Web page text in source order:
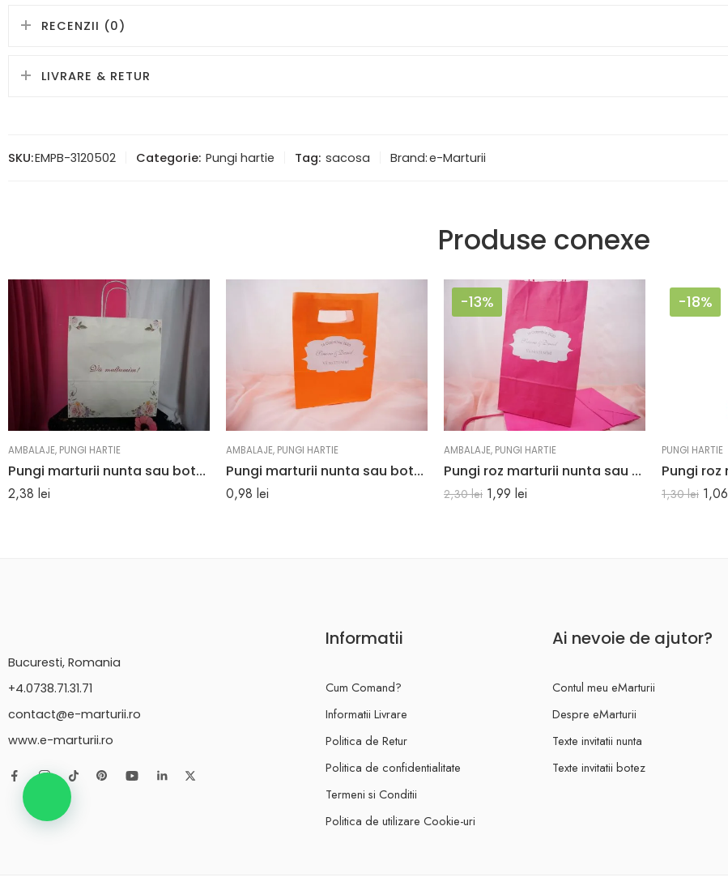
RECENZII (0)
LIVRARE & RETUR
SKU:EMPB-3120502 Categorie: Pungi hartie Tag: sacosa Brand:e-Marturii
Produse conexe
AMBALAJE, PUNGI HARTIE
Pungi marturii nunta sau botez model floral si mesajul “Va multumim!” 25 x 27 x 10 cm
2,38 lei
AMBALAJE, PUNGI HARTIE
Pungi marturii nunta sau botez portocalii din hartie kraft 18 x 25 x 9 cm
0,98 lei
-13%
AMBALAJE, PUNGI HARTIE
Pungi roz marturii nunta sau botez 18 x 8.5 x 30 cm
2,30lei 1,99 lei
-18%
PUNGI HARTIE
1,30lei 1,06
Bucuresti, Romania
+4.0738.71.31.71
contact@e-marturii.ro
www.e-marturii.ro
Informatii
Cum Comand?
Informatii Livrare
Politica de Retur
Politica de confidentialitate
Termeni si Conditii
Politica de utilizare Cookie-uri
Ai nevoie de ajutor?
Contul meu eMarturii
Despre eMarturii
Texte invitatii nunta
Texte invitatii botez